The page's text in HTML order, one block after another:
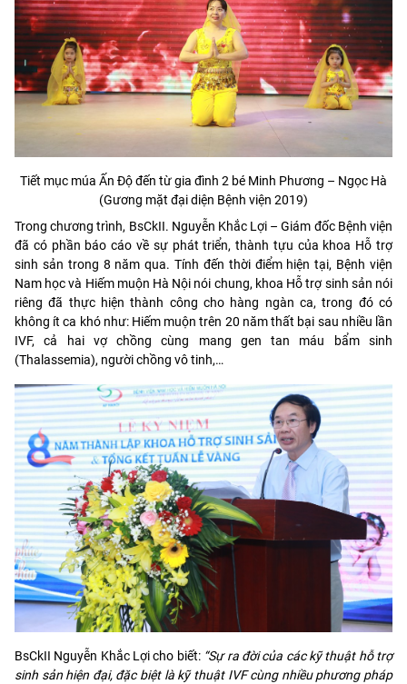
Tiết mục múa Ấn Độ đến từ gia đình 2 bé Minh Phương – Ngọc Hà
(Gương mặt đại diện Bệnh viện 2019)
Trong chương trình, BsCkII. Nguyễn Khắc Lợi – Giám đốc Bệnh viện
đã có phần báo cáo về sự phát triển, thành tựu của khoa Hỗ trợ
sinh sản trong 8 năm qua. Tính đến thời điểm hiện tại, Bệnh viện
Nam học và Hiếm muộn Hà Nội nói chung, khoa Hỗ trợ sinh sản nói
riêng đã thực hiện thành công cho hàng ngàn ca, trong đó có
không ít ca khó như: Hiếm muộn trên 20 năm thất bại sau nhiều lần
IVF, cả hai vợ chồng cùng mang gen tan máu bẩm sinh
(Thalassemia), người chồng vô tinh,…
BsCkII Nguyễn Khắc Lợi cho biết: “Sự ra đời của các kỹ thuật hỗ trợ
sinh sản hiện đại, đặc biệt là kỹ thuật IVF cùng nhiều phương pháp